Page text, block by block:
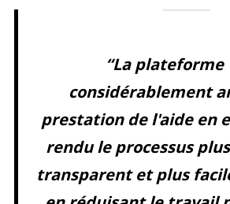
“La plateforme
considérablement
prestation de l'aide en
rendu le processus
transparent et plus